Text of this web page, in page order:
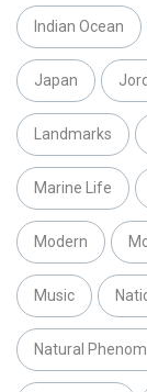
Indian Ocean
Japan
Landmarks
Marine Life
Modern
Music
Natural